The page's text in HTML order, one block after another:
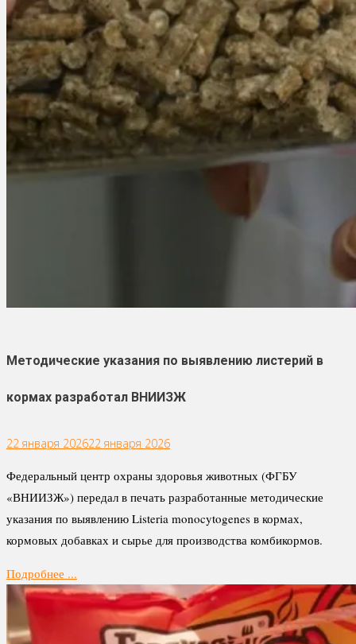
Методические указания по выявлению листерий в
кормах разработал ВНИИЗЖ
22 января 202622 января 2026
Федеральный центр охраны здоровья животных (ФГБУ
«ВНИИЗЖ») передал в печать разработанные методические
указания по выявлению Listeria monocytogenes в кормах,
кормовых добавках и сырье для производства комбикормов.
Подробнее ...